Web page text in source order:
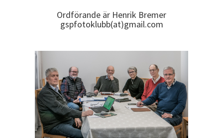
Ordförande är Henrik Bremer
gspfotoklubb(at)gmail.com